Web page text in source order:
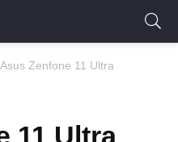
Asus Zenfone 11 Ultra
11 Ultra